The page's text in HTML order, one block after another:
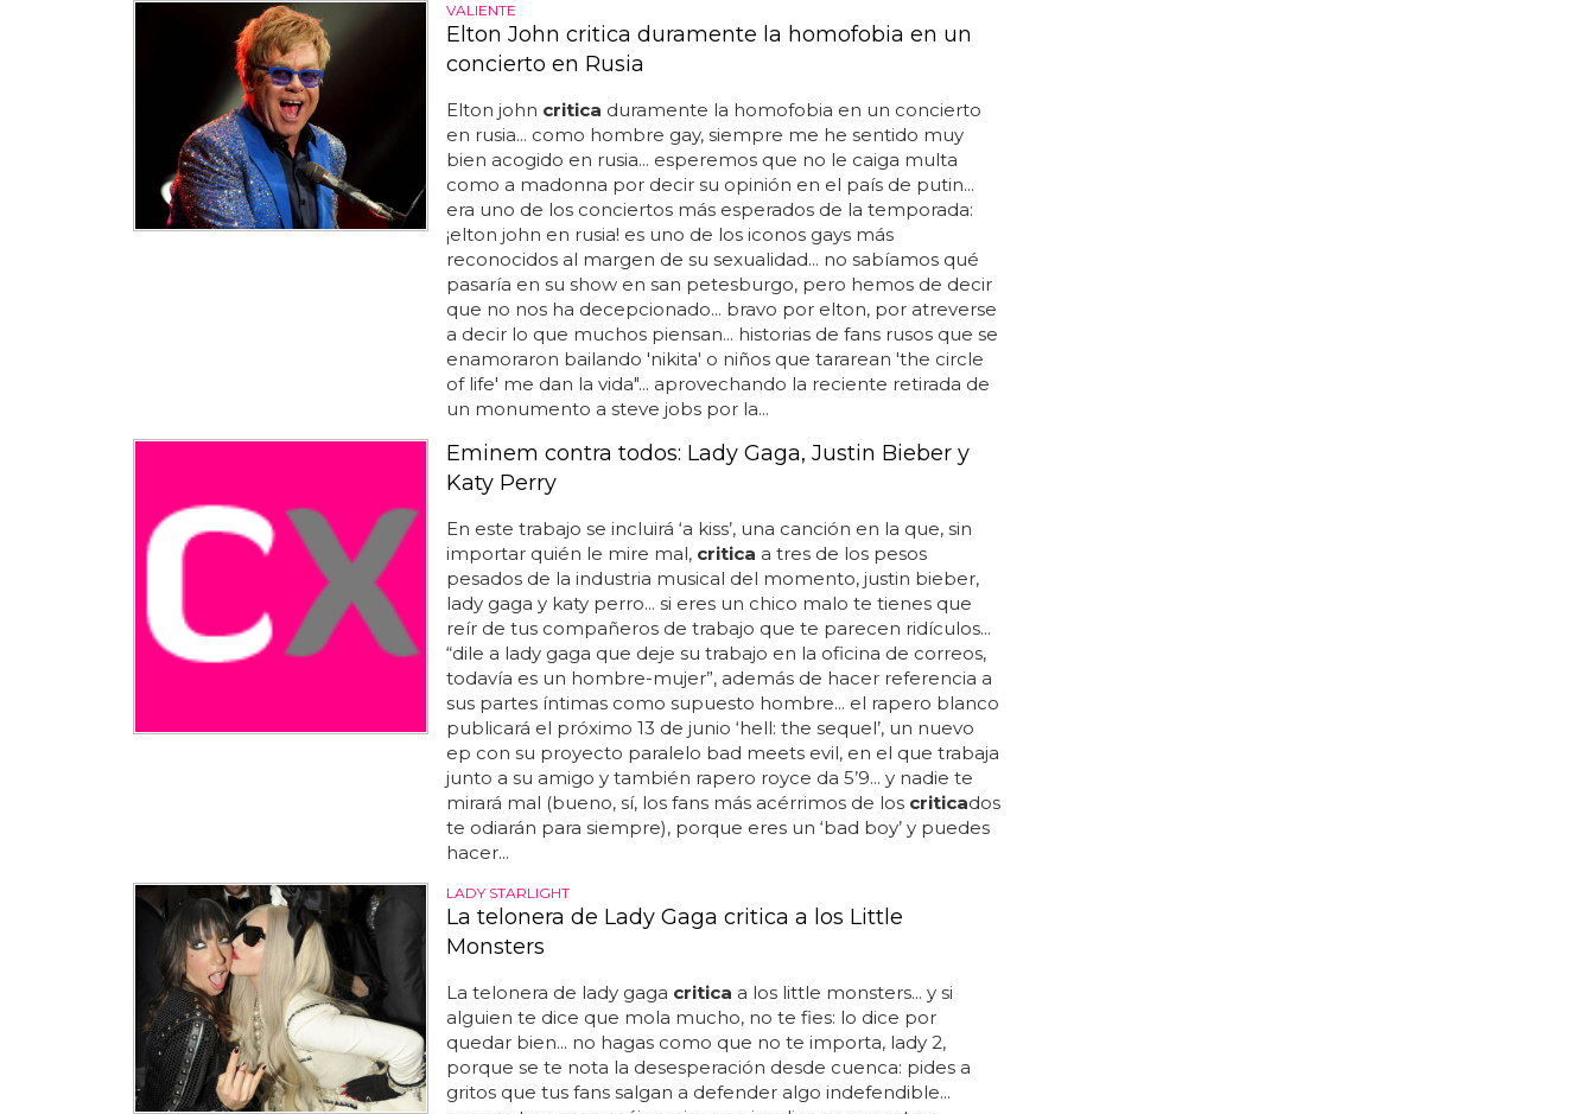
VALIENTE
Elton John critica duramente la homofobia en un
concierto en Rusia
Elton john critica duramente la homofobia en un concierto
en rusia... como hombre gay, siempre me he sentido muy
bien acogido en rusia... esperemos que no le caiga multa
como a madonna por decir su opinión en el país de putin...
era uno de los conciertos más esperados de la temporada:
¡elton john en rusia! es uno de los iconos gays más
reconocidos al margen de su sexualidad... no sabíamos qué
pasaría en su show en san petesburgo, pero hemos de decir
que no nos ha decepcionado... bravo por elton, por atreverse
a decir lo que muchos piensan... historias de fans rusos que se
enamoraron bailando 'nikita' o niños que tararean 'the circle
of life' me dan la vida"... aprovechando la reciente retirada de
un monumento a steve jobs por la...
Eminem contra todos: Lady Gaga, Justin Bieber y
Katy Perry
En este trabajo se incluirá ‘a kiss’, una canción en la que, sin
importar quién le mire mal, critica a tres de los pesos
pesados de la industria musical del momento, justin bieber,
lady gaga y katy perro... si eres un chico malo te tienes que
reír de tus compañeros de trabajo que te parecen ridículos...
“dile a lady gaga que deje su trabajo en la oficina de correos,
todavía es un hombre-mujer”, además de hacer referencia a
sus partes íntimas como supuesto hombre... el rapero blanco
publicará el próximo 13 de junio ‘hell: the sequel’, un nuevo
ep con su proyecto paralelo bad meets evil, en el que trabaja
junto a su amigo y también rapero royce da 5’9... y nadie te
mirará mal (bueno, sí, los fans más acérrimos de los criticados
te odiarán para siempre), porque eres un ‘bad boy’ y puedes
hacer...
LADY STARLIGHT
La telonera de Lady Gaga critica a los Little
Monsters
La telonera de lady gaga critica a los little monsters... y si
alguien te dice que mola mucho, no te fies: lo dice por
quedar bien... no hagas como que no te importa, lady 2,
porque se te nota la desesperación desde cuenca: pides a
gritos que tus fans salgan a defender algo indefendible...